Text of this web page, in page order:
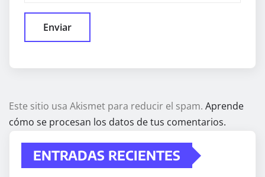
Este sitio usa Akismet para reducir el spam. Aprende
cómo se procesan los datos de tus comentarios.
ENTRADAS RECIENTES